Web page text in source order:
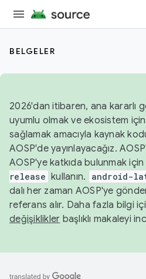
BELGELER
2026'dan itibaren, ana kararlı
uyumlu olmak ve ekosistem için
sağlamak amacıyla kaynak
AOSP'de yayınlayacağız.
AOSP'ye katkıda bulunmak için
release kullanın. android-
dalı her zaman AOSP'ye
referans alır. Daha fazla bilgi
değişiklikler başlıklı makaleyi